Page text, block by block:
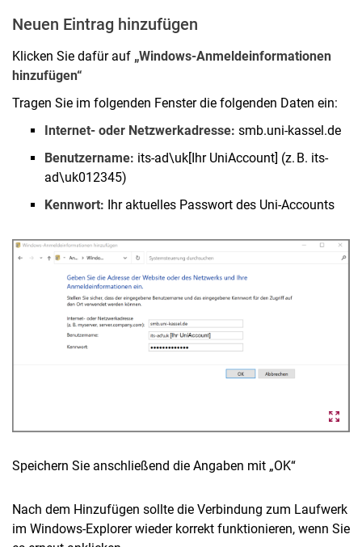
Neuen Eintrag hinzufügen
Klicken Sie dafür auf „Windows-Anmeldeinformationen
hinzufügen“
Tragen Sie im folgenden Fenster die folgenden Daten ein:
Internet- oder Netzwerkadresse: smb.uni-kassel.de
Benutzername: its-ad\uk[Ihr UniAccount] (z. B. its-
ad\uk012345)
Kennwort: Ihr aktuelles Passwort des Uni-Accounts
Speichern Sie anschließend die Angaben mit „OK“
Nach dem Hinzufügen sollte die Verbindung zum Laufwerk
im Windows-Explorer wieder korrekt funktionieren, wenn Sie